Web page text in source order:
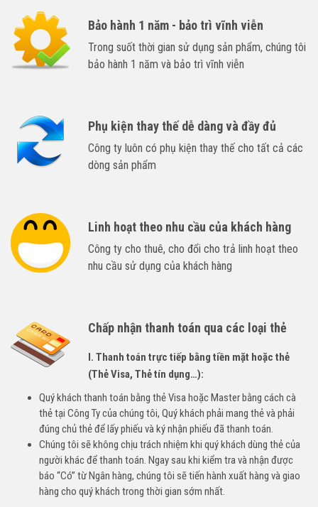
Bảo hành 1 năm - bảo trì vĩnh viễn
Trong suốt thời gian sử dụng sản phẩm, chúng tôi
bảo hành 1 năm và bảo trì vĩnh viễn
Phụ kiện thay thế dễ dàng và đầy đủ
Công ty luôn có phụ kiện thay thế cho tất cả các
dòng sản phẩm
Linh hoạt theo nhu cầu của khách hàng
Công ty cho thuê, cho đổi cho trả linh hoạt theo
nhu cầu sử dụng của khách hàng
Chấp nhận thanh toán qua các loại thẻ
I. Thanh toán trực tiếp bằng tiền mặt hoặc thẻ
(Thẻ Visa, Thẻ tín dụng…):
Quý khách thanh toán bằng thẻ Visa hoặc Master bằng cách cà
thẻ tại Công Ty của chúng tôi, Quý khách phải mang thẻ và phải
đúng chủ thẻ để lấy phiếu và ký nhận phiếu đã thanh toán.
Chúng tôi sẽ không chịu trách nhiệm khi quý khách dùng thẻ của
người khác để thanh toán. Ngay sau khi kiểm tra và nhận được
báo “Có” từ Ngân hàng, chúng tôi sẽ tiến hành xuất hàng và giao
hàng cho quý khách trong thời gian sớm nhất.